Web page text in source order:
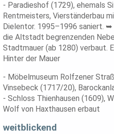
- Paradieshof (1729), ehemals
Rentmeisters, Vierständerbau
Dielentor. 1995–1996 saniert.
die Altstadt begrenzenden
Stadtmauer (ab 1280) verbaut.
Hinter der Mauer
- Möbelmuseum Rolfzener
Vinsebeck (1717/20),
- Schloss Thienhausen (1609),
Wolf von Haxthausen erbaut
weitblickend